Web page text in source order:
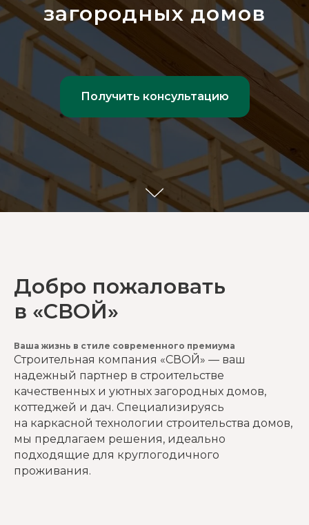
загородных домов
Получить консультацию
Добро пожаловать
в «СВОЙ»
Ваша жизнь в стиле современного премиума
Строительная компания «СВОЙ» — ваш
надежный партнер в строительстве
качественных и уютных загородных домов,
коттеджей и дач. Специализируясь
на каркасной технологии строительства домов,
мы предлагаем решения, идеально
подходящие для круглогодичного
проживания.